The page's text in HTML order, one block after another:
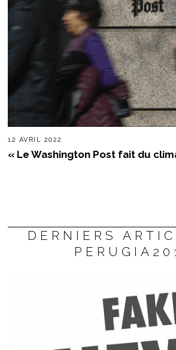
12 AVRIL 2022
« Le Washington Post fait du
DERNIERS